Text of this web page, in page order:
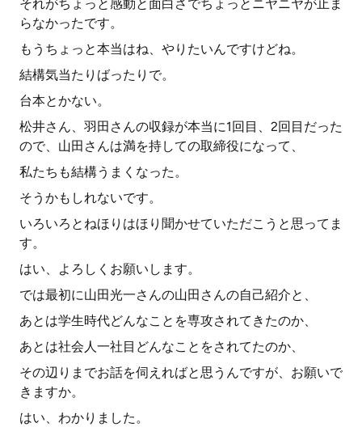
それがちょっと感動と面白さでちょっとニヤニヤが止ま
らなかったです。
もうちょっと本当はね、やりたいんですけどね。
結構気当たりばったりで。
台本とかない。
松井さん、羽田さんの収録が本当に1回目、2回目だった
ので、山田さんは満を持しての取締役になって、
私たちも結構うまくなった。
そうかもしれないです。
いろいろとねほりはほり聞かせていただこうと思ってま
す。
はい、よろしくお願いします。
では最初に山田光一さんの山田さんの自己紹介と、
あとは学生時代どんなことを専攻されてきたのか、
あとは社会人一社目どんなことをされてたのか、
その辺りまでお話を伺えればと思うんですが、お願いで
きますか。
はい、わかりました。